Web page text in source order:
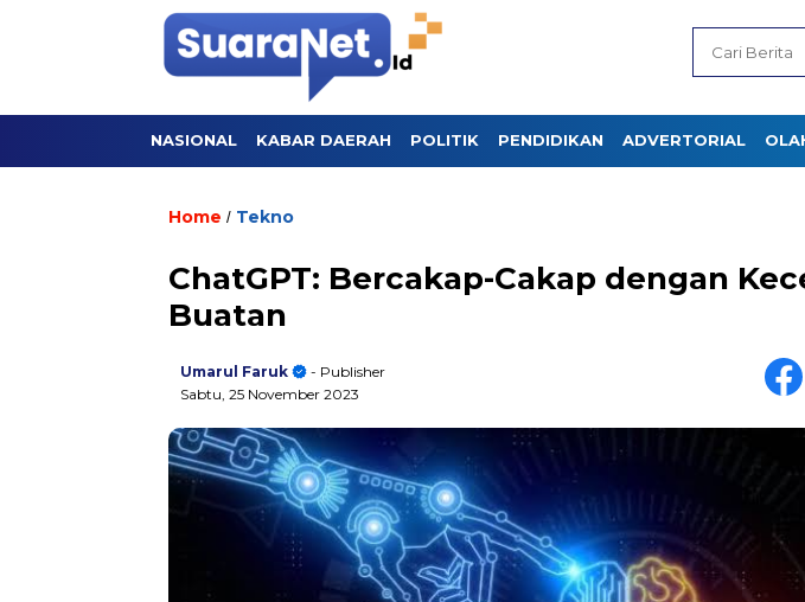
NASIONAL KABAR DAERAH POLITIK PENDIDIKAN ADVERTORIAL
Home / Tekno
ChatGPT: Bercakap-Cakap dengan
Buatan
Umarul Faruk
- Publisher
Sabtu, 25 November 2023